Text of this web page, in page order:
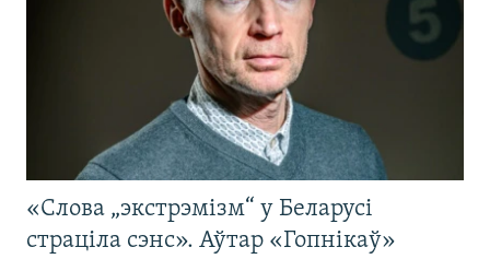
«Слова „экстрэмізм“ у Беларусі
страціла сэнс». Аўтар «Гопнікаў»